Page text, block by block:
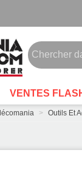
VENTES
> Outils Et